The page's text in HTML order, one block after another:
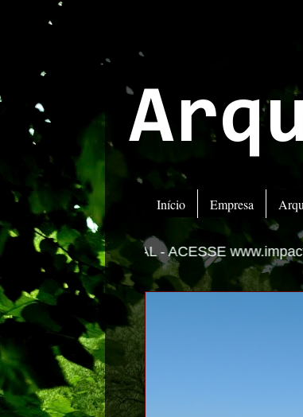
Início Empresa
- ACESSE www.impactolitoral.com.br